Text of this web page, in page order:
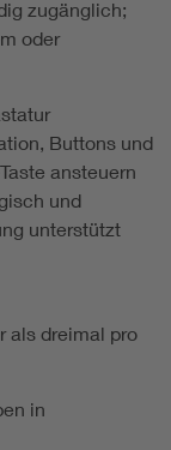
zugänglich;
oder
Buttons und
ansteuern
und
unterstützt
als dreimal pro
in